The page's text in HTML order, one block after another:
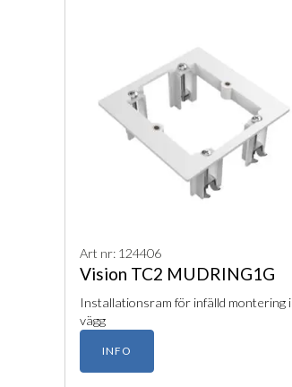
Art nr: 124406
Vision TC2 MUDRING1G
I​nstallationsram för infälld montering i
vägg
INFO